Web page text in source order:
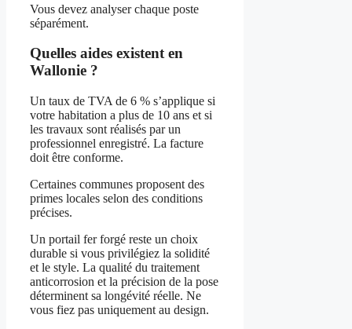
Vous devez analyser chaque poste
séparément.
Quelles aides existent en
Wallonie ?
Un taux de TVA de 6 % s’applique si
votre habitation a plus de 10 ans et si
les travaux sont réalisés par un
professionnel enregistré. La facture
doit être conforme.
Certaines communes proposent des
primes locales selon des conditions
précises.
Un portail fer forgé reste un choix
durable si vous privilégiez la solidité
et le style. La qualité du traitement
anticorrosion et la précision de la pose
déterminent sa longévité réelle. Ne
vous fiez pas uniquement au design.